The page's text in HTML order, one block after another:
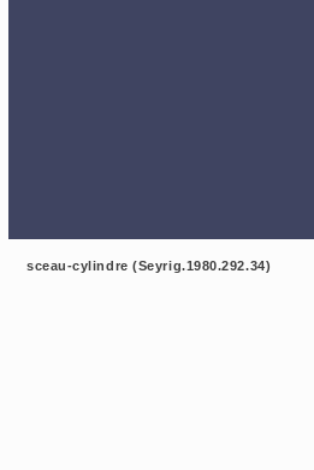
sceau-cylindre (Seyrig.1980.292.34)